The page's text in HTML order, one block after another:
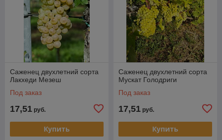
Саженец двухлетний сорта
Лакхеди Мезеш
Под заказ
17,51 руб.
Купить
Саженец двухлетний сорта
Мускат Голодриги
Под заказ
17,51 руб.
Купить